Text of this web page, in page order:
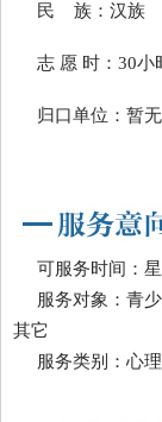
民 族：汉族
志 愿 时：30小
归口单位：暂无
可服务时间：
服务对象：青
其它
服务类别：心